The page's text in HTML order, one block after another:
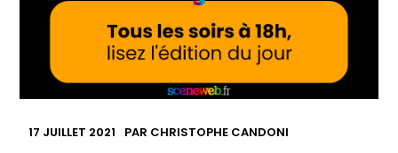
17 JUILLET 2021 PAR CHRISTOPHE CANDONI